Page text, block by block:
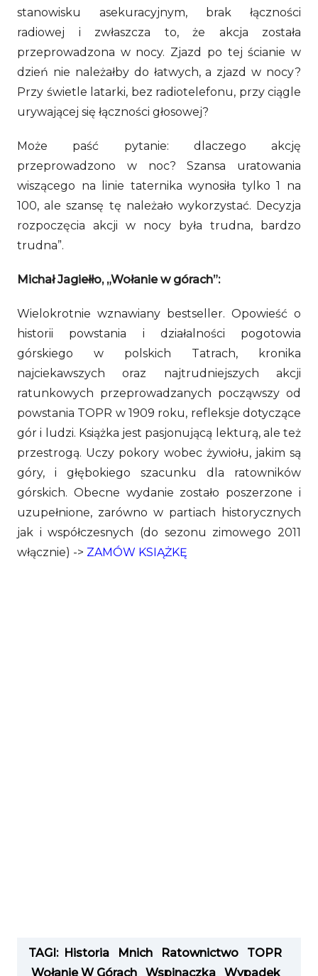
stanowisku asekuracyjnym, brak łączności
radiowej i zwłaszcza to, że akcja została
przeprowadzona w nocy. Zjazd po tej ścianie w
dzień nie należałby do łatwych, a zjazd w nocy?
Przy świetle latarki, bez radiotelefonu, przy ciągle
urywającej się łączności głosowej?
Może paść pytanie: dlaczego akcję
przeprowadzono w noc? Szansa uratowania
wiszącego na linie taternika wynosiła tylko 1 na
100, ale szansę tę należało wykorzystać. Decyzja
rozpoczęcia akcji w nocy była trudna, bardzo
trudna”.
Michał Jagiełło, „Wołanie w górach”:
Wielokrotnie wznawiany bestseller. Opowieść o
historii powstania i działalności pogotowia
górskiego w polskich Tatrach, kronika
najciekawszych oraz najtrudniejszych akcji
ratunkowych przeprowadzanych począwszy od
powstania TOPR w 1909 roku, refleksje dotyczące
gór i ludzi. Książka jest pasjonującą lekturą, ale też
przestrogą. Uczy pokory wobec żywiołu, jakim są
góry, i głębokiego szacunku dla ratowników
górskich. Obecne wydanie zostało poszerzone i
uzupełnione, zarówno w partiach historycznych
jak i współczesnych (do sezonu zimowego 2011
włącznie) -> ZAMÓW KSIĄŻKĘ
TAGI: Historia Mnich Ratownictwo
TOPR
Wołanie W Górach
Wspinaczka Wypadek